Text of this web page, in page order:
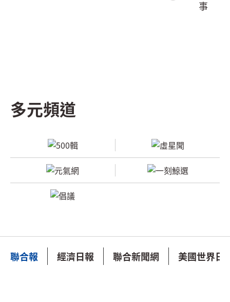
事
多元頻道
聯合報 經濟日報 聯合新聞網 美國世界日